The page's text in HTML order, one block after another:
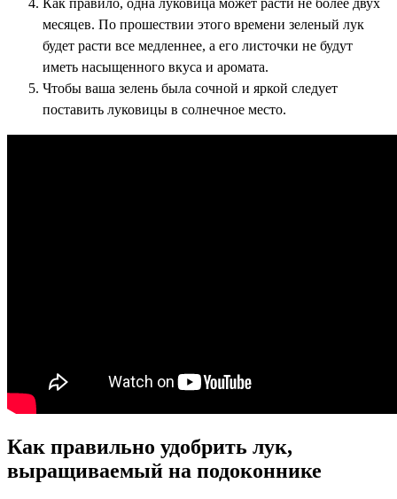
месяцев. По прошествии этого времени зеленый лук
будет расти все медленнее, а его листочки не будут
иметь насыщенного вкуса и аромата.
Чтобы ваша зелень была сочной и яркой следует
поставить луковицы в солнечное место.
Как правильно удобрить лук,
выращиваемый на подоконнике